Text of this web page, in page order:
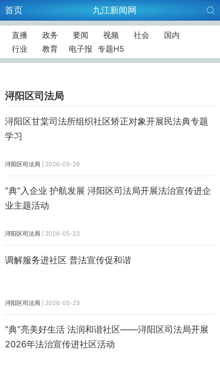
首页 九江新闻网
直播 政务 要闻 视频 社会
国内
行业
教育 电子报 专题H5
浔阳区司法局
浔阳区甘棠司法所组织社区矫正对象开展民法典专题
学习
浔阳区司法局 2026-05-29
“典”入企业 护航发展 浔阳区司法局开展法治宣传进企
业主题活动
浔阳区司法局 2026-05-23
调解服务进社区 普法宣传促和谐
浔阳区司法局 2026-05-23
“典”亮美好生活 法润和谐社区——浔阳区司法局开展
2026年法治宣传进社区活动